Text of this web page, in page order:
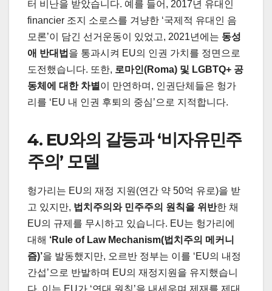
터 비난을 받았습니다. 예를 들어, 2017년 유대인
financier 조지 소로스를 겨냥한 ‘국제적 유대인 음
모론’이 담긴 선거운동이 있었고, 2021년에는 동성
애 반대법 을 통과시켜 EU의 인권 가치를 정면으로
도전했습니다. 또한, 로마인(Roma) 및 LGBTQ+ 공
동체에 대한 차별 이 만연하며, 인권단체들은 헝가
리를 ‘EU 내 인권 후퇴의 중심’으로 지적합니다.
4. EU와의 갈등과 ‘비자유민주
주의’ 모델
헝가리는 EU의 재정 지원(연간 약 50억 유로)을 받
고 있지만, 법치주의와 민주주의 원칙을 위반한 채
EU의 규제를 무시하고 있습니다. EU는 헝가리에
대해 ‘Rule of Law Mechanism(법치주의 메커니
즘)’을 발동했지만, 오르반 정부는 이를 ‘EU의 내정
간섭’으로 반발하며 EU의 재정지원을 유지했습니